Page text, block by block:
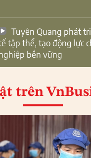
tập thể, tạo động lực
bền vững
trên